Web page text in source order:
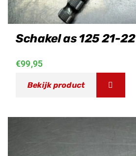
Schakel as 125 21-22
€99,95
Bekijk product